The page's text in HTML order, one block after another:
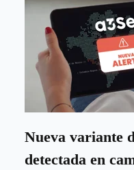
Nueva variante
detectada en